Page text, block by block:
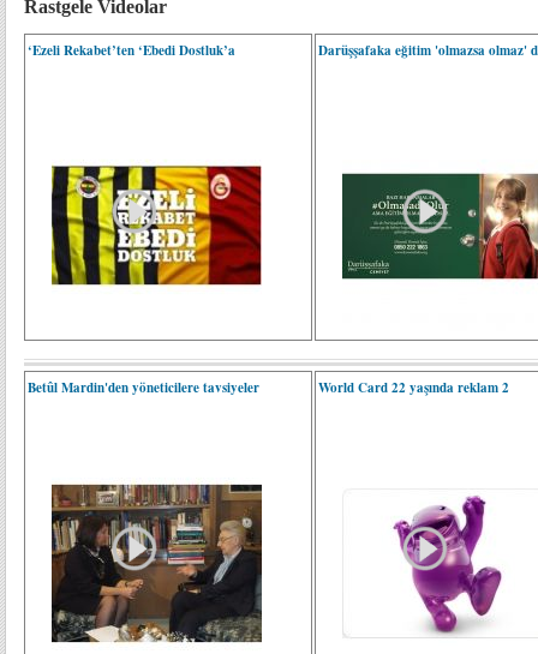
Rastgele Videolar
‘Ezeli Rekabet’ten ‘Ebedi Dostluk’a Darüşşafaka eğitim 'olmazsa olmaz'
Betûl Mardin'den yöneticilere tavsiyeler World Card 22 yaşında reklam 2